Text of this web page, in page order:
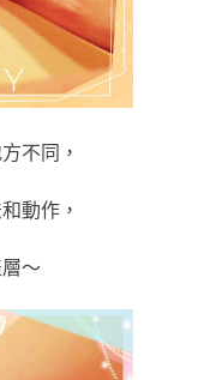
不同，
動作，
～